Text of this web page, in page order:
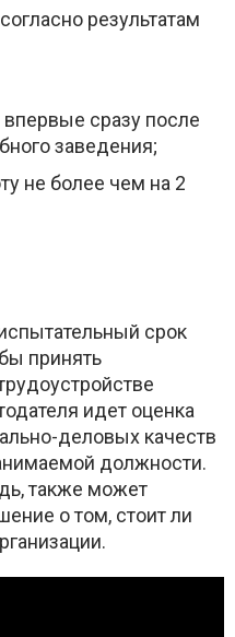
результатам
сразу после
заведения;
не более чем на 2
срок
принять
идет оценка
деловых качеств
должности.
также может
о том, стоит ли